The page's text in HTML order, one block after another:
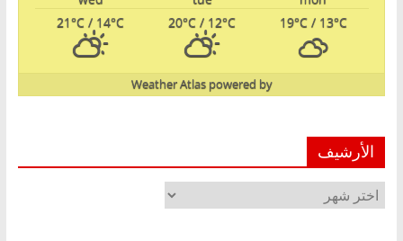
19°C/ 13°C
20°C / 12°C
21°C / 14°C
powered by
Weather Atlas
الأرشيف
الأرشيف